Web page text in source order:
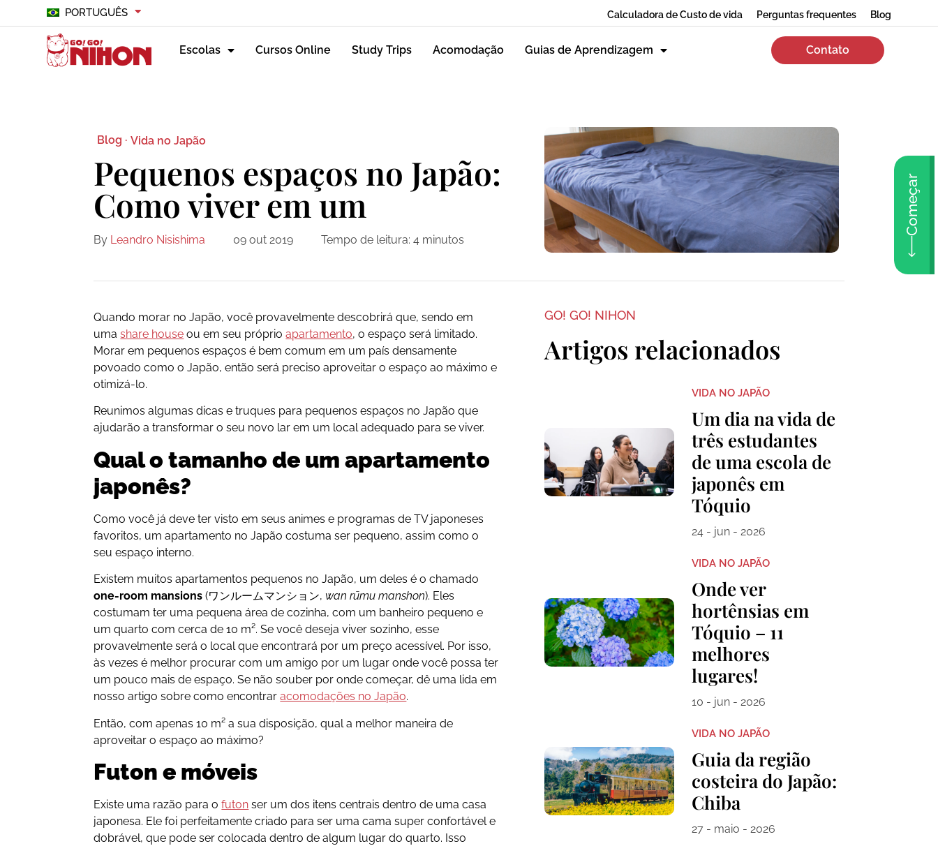
PORTUGUÊS Calculadora de Custo de vida Perguntas frequentes Blog
Escolas Cursos Online Study Trips Acomodação Guias de Aprendizagem Contato
Começar
Blog · Vida no Japão
Pequenos espaços no Japão:
Como viver em um
By Leandro Nisishima 09 out 2019 Tempo de leitura: 4 minutos
Quando morar no Japão, você provavelmente descobrirá que, sendo em
umashare house ou em seu próprioapartamento, o espaço será limitado.
Morar em pequenos espaços é bem comum em um país densamente
povoado como o Japão, então será preciso aproveitar o espaço ao máximo e
otimizá-lo.
Reunimos algumas dicas e truques para pequenos espaços no Japão que
ajudarão a transformar o seu novo lar em um local adequado para se viver.
Qual o tamanho de um apartamento
japonês?
Como você já deve ter visto em seus animes e programas de TV japoneses
favoritos, um apartamento no Japão costuma ser pequeno, assim como o
seu espaço interno.
Existem muitos apartamentos pequenos no Japão, um deles é o chamado
one-room mansions (ワンルームマンション, wan rūmu manshon). Eles
costumam ter uma pequena área de cozinha, com um banheiro pequeno e
um quarto com cerca de 10 m². Se você deseja viver sozinho, esse
provavelmente será o local que encontrará por um preço acessível. Por isso,
às vezes é melhor procurar com um amigo por um lugar onde você possa ter
um pouco mais de espaço. Se não souber por onde começar, dê uma lida em
nosso artigo sobre como encontraracomodações no Japão.
Então, com apenas 10 m² a sua disposição, qual a melhor maneira de
aproveitar o espaço ao máximo?
Futon e móveis
Existe uma razão para ofuton ser um dos itens centrais dentro de uma casa
japonesa. Ele foi perfeitamente criado para ser uma cama super confortável e
dobrável, que pode ser colocada dentro de algum lugar do quarto. Isso
GO! GO! NIHON
Artigos relacionados
VIDA NO JAPÃO
Um dia na vida de
três estudantes
de uma escola de
japonês em
Tóquio
24 - jun - 2026
VIDA NO JAPÃO
Onde ver
hortênsias em
Tóquio – 11
melhores
lugares!
10 - jun - 2026
VIDA NO JAPÃO
Guia da região
costeira do Japão:
Chiba
27 - maio - 2026